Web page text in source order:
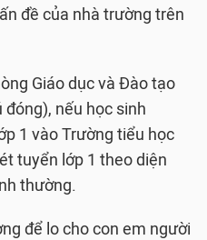
đề của nhà trường trên
Giáo dục và Đào tạo
nếu học sinh
1 vào Trường tiểu học
tuyển lớp 1 theo diện
thường.
để lo cho con em người